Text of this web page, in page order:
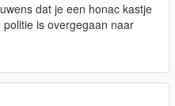
dat je een honac kastje
is overgegaan naar